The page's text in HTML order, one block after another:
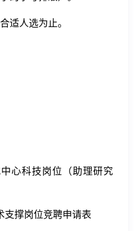
适人选为止。
心科技岗位（助理研究
支撑岗位竞聘申请表